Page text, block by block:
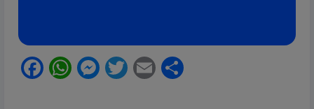
Facebook
WhatsApp
Messenger
Twitter
Email